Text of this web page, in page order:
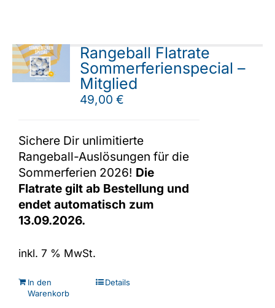
Rangeball Flatrate
Sommerferienspecial –
Mitglied
49,00€
Sichere Dir unlimitierte
Rangeball-Auslösungen für die
Sommerferien 2026! Die
Flatrate gilt ab Bestellung und
endet automatisch zum
13.09.2026.
inkl. 7 % MwSt.
In den
Warenkorb
Details